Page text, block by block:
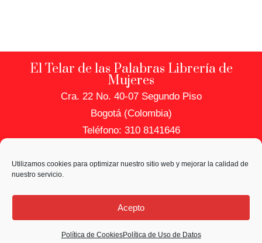
Utilizamos cookies para optimizar nuestro sitio web y mejorar la calidad de
nuestro servicio.
Acepto
Política de CookiesPolítica de Uso de Datos
El Telar de las Palabras Librería de
Mujeres
Cra. 22 No. 40-07 Segundo Piso
Bogotá (Colombia)
Teléfono: 310 8141646
Política de Uso de Datos
Política de Cookies